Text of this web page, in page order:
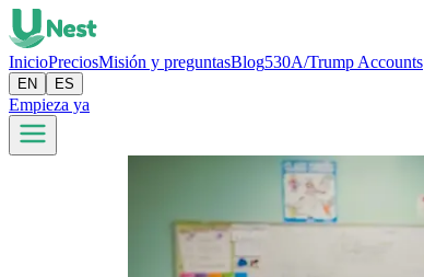
InicioPreciosMisión y preguntasBlog530A/Trump Accounts
EN ES
Empieza ya